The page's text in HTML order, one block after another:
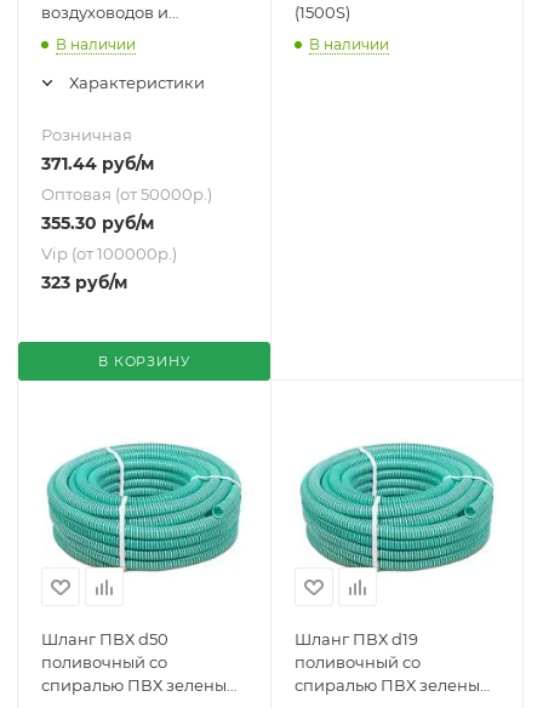
воздуховодов и
вентиляции (1610L)
В наличии
Характеристики
Розничная
371.44 руб/м
Оптовая (от 50000р.)
355.30 руб/м
Vip (от 100000р.)
323 руб/м
В КОРЗИНУ
(1500S)
В наличии
Шланг ПВХ d50
поливочный со
спиралью ПВХ зеленый
Шланг ПВХ d19
поливочный со
спиралью ПВХ зеленый